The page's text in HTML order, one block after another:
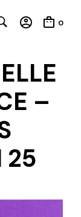
0
–
25